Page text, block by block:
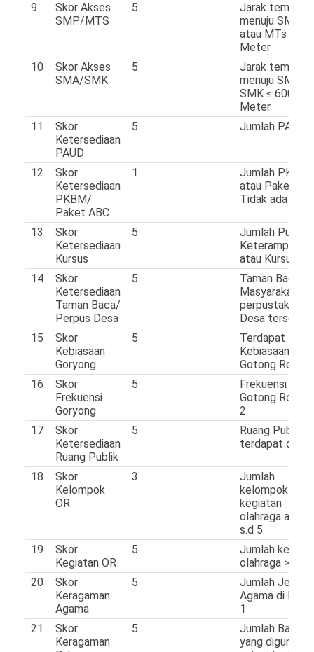
9
Skor Akses
SMP/MTS
5
Jarak tempuh
menuju SMP
atau MTs ≤
Meter
10
Skor Akses
SMA/SMK
5
Jarak tempuh
menuju SMU
SMK ≤ 6000
Meter
11
Skor
Ketersediaan
PAUD
5 Jumlah PAUD
12
Skor
Ketersediaan
PKBM/
Paket ABC
1
Jumlah PKBM
atau Paket
Tidak ada
13
Skor
Ketersediaan
Kursus
5
Jumlah Pusat
Keterampilan
atau Kursus ≥ 1
14
Skor
Ketersediaan
Taman Baca/
Perpus Desa
5
Taman Bacaan
Masyarakat
perpustakaan
Desa tersedia
15
Skor
Kebiasaan
Goryong
5
Terdapat
Kebiasaan
Gotong
16
Skor
Frekuensi
Goryong
5
Frekuensi
Gotong
2
17
Skor
Ketersediaan
Ruang Publik
5
Ruang Publik
terdapat
18
Skor
Kelompok
OR
3
Jumlah
kelompok
kegiatan
olahraga
s.d 5
19
Skor
Kegiatan OR
5
Jumlah
olahraga > 7
20
Skor
Keragaman
Agama
5
Jumlah Jenis
Agama di
1
21
Skor
Keragaman
5
Jumlah Bahasa
yang digunakan